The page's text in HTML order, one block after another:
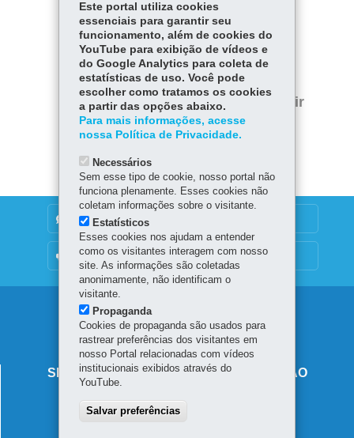
COMPARTILHE:
Facebook
Twitter
WhatsApp
Voltar Início
Imprimir
Baixar
DENUNCIE CORRUPÇÃO
OUVIDORIA
Navegação
principal
SECRETARIA DE ESTADO DA EDUCAÇÃO
80610-011-Curitiba
Este portal utiliza cookies
essenciais para garantir seu
funcionamento, além de cookies do
YouTube para exibição de vídeos e
do Google Analytics para coleta de
estatísticas de uso. Você pode
escolher como tratamos os cookies
a partir das opções abaixo.
Para mais informações, acesse
nossa Política de Privacidade.
Necessários
Sem esse tipo de cookie, nosso portal não
funciona plenamente. Esses cookies não
coletam informações sobre o visitante.
Estatísticos
Esses cookies nos ajudam a entender
como os visitantes interagem com nosso
site. As informações são coletadas
anonimamente, não identificam o
visitante.
Propaganda
Cookies de propaganda são usados para
rastrear preferências dos visitantes em
nosso Portal relacionadas com vídeos
institucionais exibidos através do
YouTube.
Salvar preferências